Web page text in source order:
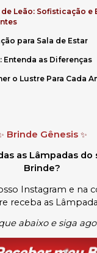
Leão: Sofisticação e
para Sala de Estar
Entenda as Diferenças
o Lustre Para Cada
Brinde Gênesis ✨
as Lâmpadas do
Brinde?
Instagram e na
receba as
abaixo e siga